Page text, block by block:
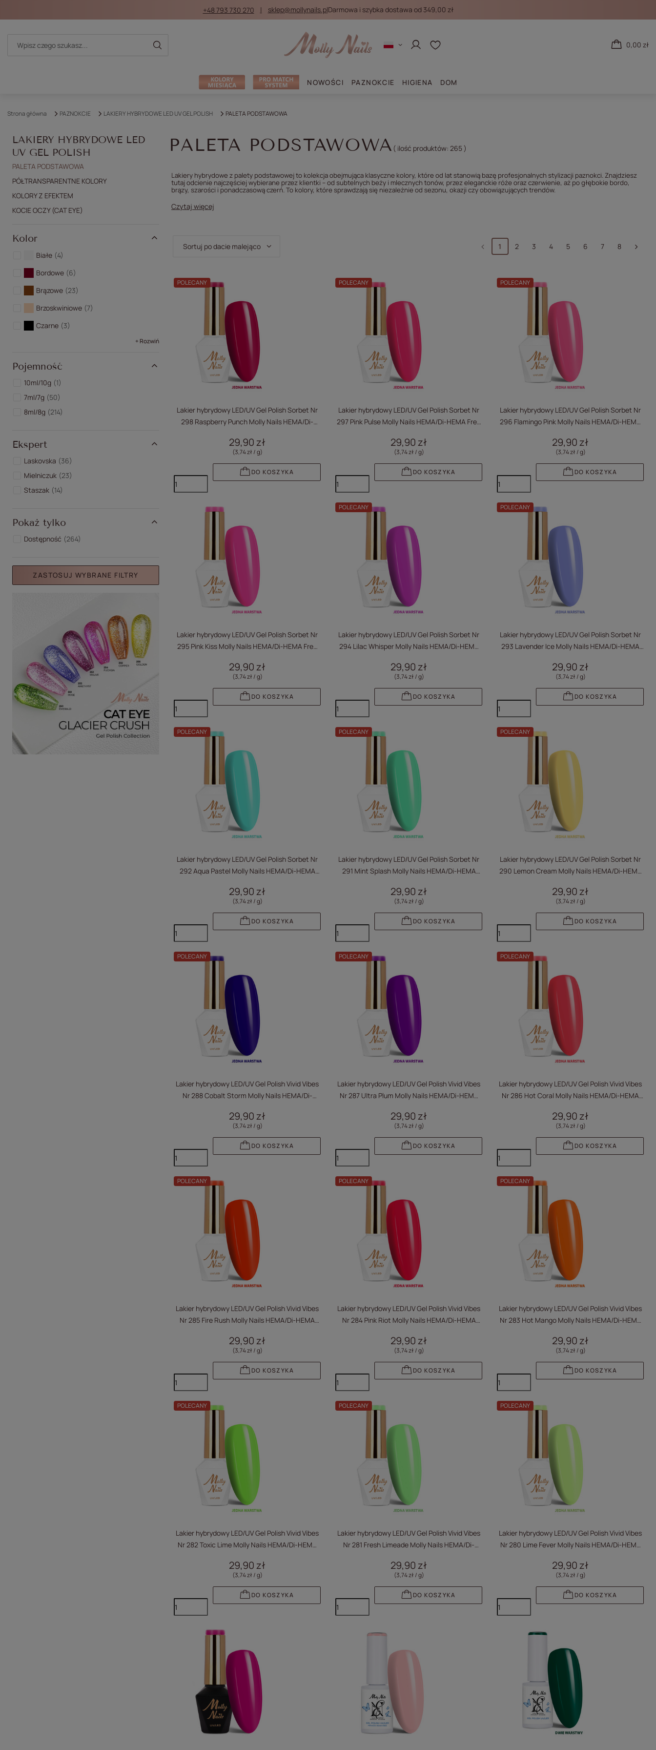
+48 793 730 270 sklep@mollynails.plDarmowa i szybka dostawa od 349,00 zł
Zaloguj sięListy zakupowe
0,00 zł
NOWOŚCI PAZNOKCIE HIGIENA DOM
Strona główna PAZNOKCIE LAKIERY HYBRYDOWE LED UV GEL POLISH PALETA PODSTAWOWA
LAKIERY HYBRYDOWE LED
UV GEL POLISH
PALETA PODSTAWOWA
PÓŁTRANSPARENTNE KOLORY
KOLORY Z EFEKTEM
KOCIE OCZY (CAT EYE)
Kolor
Białe 4
Bordowe 6
Brązowe 23
Brzoskwiniowe 7
Czarne 3
+ Rozwiń
Pojemność
10ml/10g 1
7ml/7g 50
8ml/8g 214
Ekspert
Laskovska
36
Mielniczuk 23
Staszak 14
Pokaż tylko
Dostępność 264
ZASTOSUJ WYBRANE FILTRY
PALETA PODSTAWOWA ( ilość produktów: 265)
Lakiery hybrydowe z palety podstawowej to kolekcja obejmująca klasyczne kolory, które od lat stanowią bazę profesjonalnych stylizacji paznokci. Znajdziesz
tutaj odcienie najczęściej wybierane przez klientki – od subtelnych beży i mlecznych tonów, przez eleganckie róże oraz czerwienie, aż po głębokie bordo,
brązy, szarości i ponadczasową czerń. To kolory, które sprawdzają się niezależnie od sezonu, okazji czy obowiązujących trendów.
Czytaj więcej
Zmień sortowanie
Sortuj po dacie malejąco 1 2 3 4 5 6 7 8
POLECANY
Lakier hybrydowy LED/UV Gel Polish Sorbet Nr
298 Raspberry Punch Molly Nails HEMA/Di-
29,90 zł
(3,74 zł / g)
DO KOSZYKA
POLECANY
Lakier hybrydowy LED/UV Gel Polish Sorbet Nr
297 Pink Pulse Molly Nails HEMA/Di-HEMA Free
29,90 zł
(3,74 zł / g)
DO KOSZYKA
POLECANY
Lakier hybrydowy LED/UV Gel Polish Sorbet Nr
296 Flamingo Pink Molly Nails HEMA/Di-HEMA
29,90 zł
(3,74 zł / g)
DO KOSZYKA
Lakier hybrydowy LED/UV Gel Polish Sorbet Nr
295 Pink Kiss Molly Nails HEMA/Di-HEMA Free
29,90 zł
(3,74 zł / g)
DO KOSZYKA
POLECANY
Lakier hybrydowy LED/UV Gel Polish Sorbet Nr
294 Lilac Whisper Molly Nails HEMA/Di-HEMA
29,90 zł
(3,74 zł / g)
DO KOSZYKA
POLECANY
Lakier hybrydowy LED/UV Gel Polish Sorbet Nr
293 Lavender Ice Molly Nails HEMA/Di-HEMA
29,90 zł
(3,74 zł / g)
DO KOSZYKA
POLECANY
Lakier hybrydowy LED/UV Gel Polish Sorbet Nr
292 Aqua Pastel Molly Nails HEMA/Di-HEMA
29,90 zł
(3,74 zł / g)
DO KOSZYKA
POLECANY
Lakier hybrydowy LED/UV Gel Polish Sorbet Nr
291 Mint Splash Molly Nails HEMA/Di-HEMA
29,90 zł
(3,74 zł / g)
DO KOSZYKA
POLECANY
Lakier hybrydowy LED/UV Gel Polish Sorbet Nr
290 Lemon Cream Molly Nails HEMA/Di-HEMA
29,90 zł
(3,74 zł / g)
DO KOSZYKA
POLECANY
Lakier hybrydowy LED/UV Gel Polish Vivid Vibes
Nr 288 Cobalt Storm Molly Nails HEMA/Di-
29,90 zł
(3,74 zł / g)
DO KOSZYKA
POLECANY
Lakier hybrydowy LED/UV Gel Polish Vivid Vibes
Nr 287 Ultra Plum Molly Nails HEMA/Di-HEMA
29,90 zł
(3,74 zł / g)
DO KOSZYKA
POLECANY
Lakier hybrydowy LED/UV Gel Polish Vivid Vibes
Nr 286 Hot Coral Molly Nails HEMA/Di-HEMA
29,90 zł
(3,74 zł / g)
DO KOSZYKA
POLECANY
Lakier hybrydowy LED/UV Gel Polish Vivid Vibes
Nr 285 Fire Rush Molly Nails HEMA/Di-HEMA
29,90 zł
(3,74 zł / g)
DO KOSZYKA
POLECANY
Lakier hybrydowy LED/UV Gel Polish Vivid Vibes
Nr 284 Pink Riot Molly Nails HEMA/Di-HEMA
29,90 zł
(3,74 zł / g)
DO KOSZYKA
POLECANY
Lakier hybrydowy LED/UV Gel Polish Vivid Vibes
Nr 283 Hot Mango Molly Nails HEMA/Di-HEMA
29,90 zł
(3,74 zł / g)
DO KOSZYKA
POLECANY
Lakier hybrydowy LED/UV Gel Polish Vivid Vibes
Nr 282 Toxic Lime Molly Nails HEMA/Di-HEMA
29,90 zł
(3,74 zł / g)
DO KOSZYKA
POLECANY
Lakier hybrydowy LED/UV Gel Polish Vivid Vibes
Nr 281 Fresh Limeade Molly Nails HEMA/Di-
29,90 zł
(3,74 zł / g)
DO KOSZYKA
POLECANY
Lakier hybrydowy LED/UV Gel Polish Vivid Vibes
Nr 280 Lime Fever Molly Nails HEMA/Di-HEMA
29,90 zł
(3,74 zł / g)
DO KOSZYKA